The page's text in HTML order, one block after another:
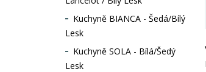
Kuchyně BIANCA - Šedá/Bílý
Lesk
Kuchyně SOLA - Bílá/Šedý
Lesk